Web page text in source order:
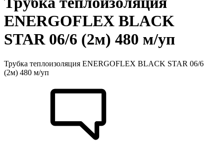
ENERGOFLEX BLACK
STAR 06/6 (2м) 480 м/уп
Трубка теплоизоляция ENERGOFLEX BLACK STAR 06/6
(2м) 480 м/уп